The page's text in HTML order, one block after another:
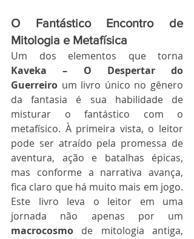
O Fantástico Encontro de
Mitologia e Metafísica
Kaveka – O Despertar do
Guerreiro um livro único no gênero
da fantasia é sua habilidade de
misturar o fantástico com o
metafísico. À primeira vista, o leitor
pode ser atraído pela promessa de
aventura, ação e batalhas épicas,
mas conforme a narrativa avança,
fica claro que há muito mais em jogo.
Este livro leva o leitor em uma
macrocosmo de mitologia antiga,